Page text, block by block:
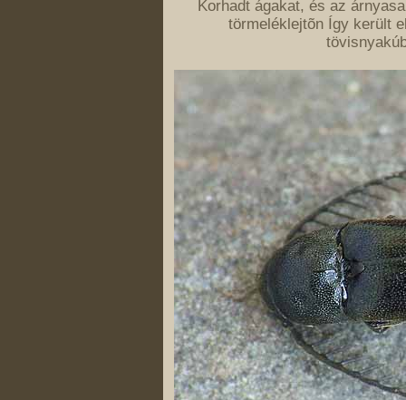
Korhadt ágakat, és az
törmeléklejtõn Így került